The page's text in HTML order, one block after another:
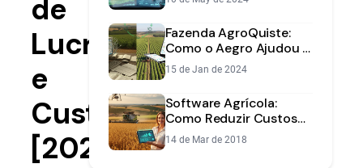
de
Lucro
e
Custos
[2025]
Essenciais
Fazenda AgroQuiste:
Como o Aegro Ajudou a
Transformar Informação
em Lucro
15 de Jan de 2024
Software Agrícola:
Como Reduzir Custos
de Produção e
Aumentar o Lucro
14 de Mar de 2018